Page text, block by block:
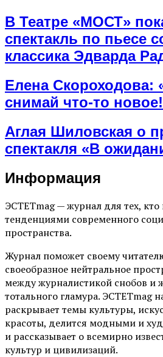
В Театре «МОСТ»
спектакль по пьесе
классика Эдварда
Елена Скороходова:
снимай что-то
Аглая Шиловская о
спектакля «В
Информация
ЭСТЕТmag — журнал для тех, кто
тенденциями современного
пространства.
Журнал поможет своему
своеобразное нейтральное
между журналистикой снобов и
тотального гламура. ЭСТЕТmag
раскрывает темы культуры,
красоты, делится модными и
и рассказывает о всемирно
культур и цивилизаций.